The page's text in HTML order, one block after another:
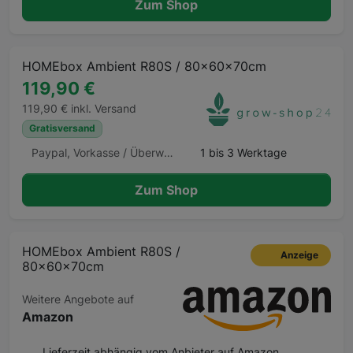
Zum Shop
HOMEbox Ambient R80S / 80x60x70cm
119,90 €
119,90 € inkl. Versand
Gratisversand
Paypal, Vorkasse / Überweisung, Kauf auf Rechnung, Klarna Sofortüberweisung, Kreditkarte, Amazon Pay, Barzahlung Barzahlen.de 1 bis 3 Werktage
Zum Shop
HOMEbox Ambient R80S /
80x60x70cm
Anzeige
Weitere Angebote auf
Amazon